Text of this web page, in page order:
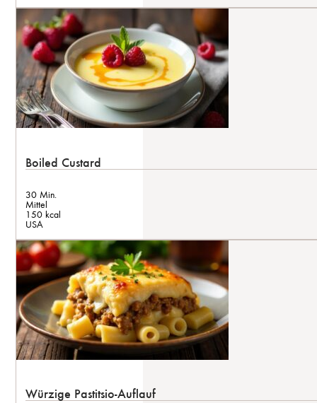
Boiled Custard
30 Min.
Mittel
150 kcal
USA
Würzige Pastitsio-Auflauf